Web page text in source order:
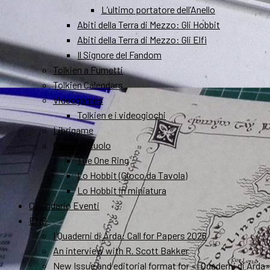
L’ultimo portatore dell’Anello
Abiti della Terra di Mezzo: Gli Hobbit
Abiti della Terra di Mezzo: Gli Elfi
Il Signore del Fandom
Tolkien a Fumetti
Tolkien Calendars
Videogames
Tolkien e i videogiochi
Librigame
Gioco di Ruolo
The One Ring
Lo Hobbit (Gioco da Tavola)
Lo Hobbit in miniatura
Calendario Eventi
ENG
I Quaderni di Arda: Call for Papers 2026
An interview with R. Scott Bakker
New Issue and editorial format for «I Quaderni di Arda»